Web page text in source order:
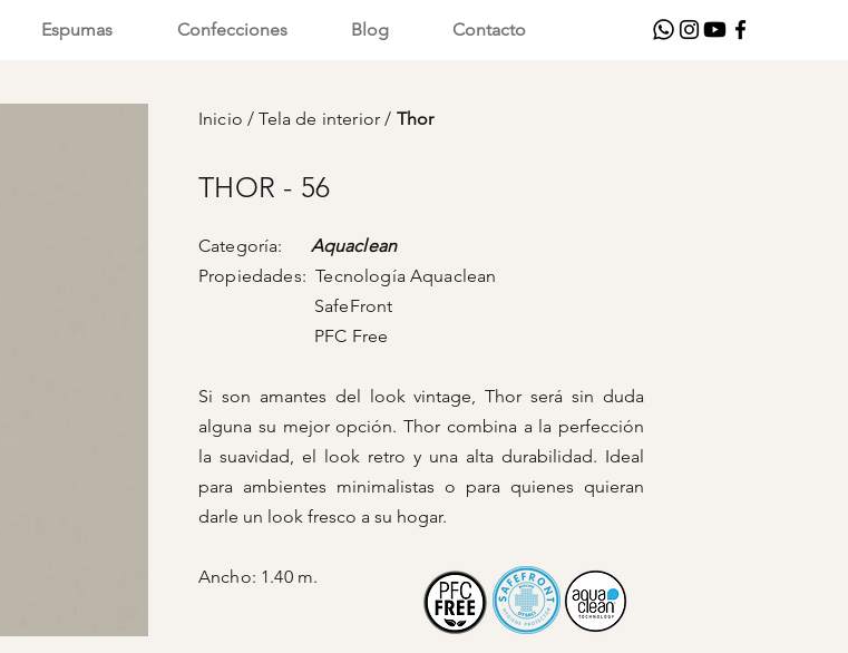
Espumas Confecciones Blog Contacto
Inicio/Tela de interior/ Thor
THOR - 56
Categoría: Aquaclean
Propiedades: Tecnología Aquaclean
SafeFront
PFC Free
Si son amantes del look vintage, Thor será sin duda
alguna su mejor opción. Thor combina a la perfección
la suavidad, el look retro y una alta durabilidad. Ideal
para ambientes minimalistas o para quienes quieran
darle un look fresco a su hogar.
Ancho: 1.40 m.